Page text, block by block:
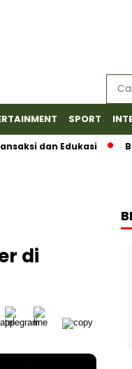
SPORT
dan Edukasi
di